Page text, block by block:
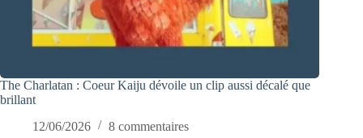
The Charlatan : Coeur Kaiju dévoile un clip aussi décalé que
brillant
12/06/2026
8 commentaires